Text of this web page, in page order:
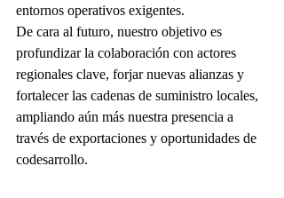
entornos operativos exigentes.
De cara al futuro, nuestro objetivo es
profundizar la colaboración con actores
regionales clave, forjar nuevas alianzas y
fortalecer las cadenas de suministro locales,
ampliando aún más nuestra presencia a
través de exportaciones y oportunidades de
codesarrollo.